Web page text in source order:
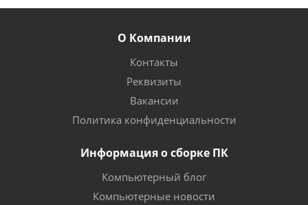
О Компании
Контакты
Реквизиты
Вакансии
Политика конфиденциальности
Информация о сборке ПК
Компьютерный блог
Компьютерные новости